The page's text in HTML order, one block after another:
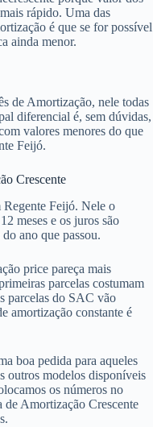
rápido. Uma das
é que se for possível
ainda menor.
de Amortização, nele todas
diferencial é, sem dúvidas,
valores menores do que
Feijó.
Crescente
Regente Feijó. Nele o
meses e os juros são
ano que passou.
price pareça mais
parcelas costumam
parcelas do SAC vão
amortização constante é
boa pedida para aqueles
outros modelos disponíveis
os números no
de Amortização Crescente